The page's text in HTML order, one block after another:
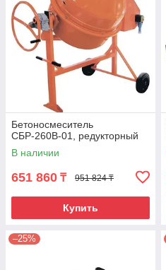
Бетоносмеситель
СБР-260В-01, редукторный
В наличии
651 860 ₸ 951 824 ₸
Купить
–25%